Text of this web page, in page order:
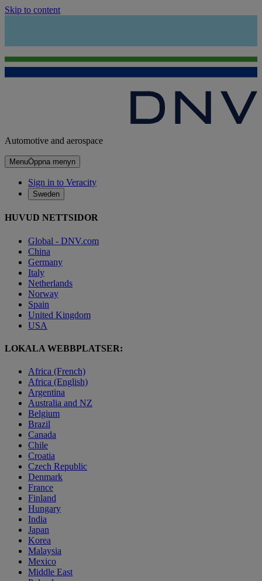
Skip to content
Automotive and aerospace
MenuÖppna menyn
Sign in to Veracity
Sweden
HUVUD NETTSIDOR
Global - DNV.com
China
Germany
Italy
Netherlands
Norway
Spain
United Kingdom
USA
LOKALA WEBBPLATSER:
Africa (French)
Africa (English)
Argentina
Australia and NZ
Belgium
Brazil
Canada
Chile
Croatia
Czech Republic
Denmark
France
Finland
Hungary
India
Japan
Korea
Malaysia
Mexico
Middle East